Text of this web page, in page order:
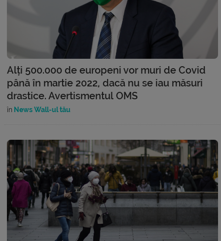
Alți 500.000 de europeni vor muri de Covid
până în martie 2022, dacă nu se iau măsuri
drastice. Avertismentul OMS
în News Wall-ul tău